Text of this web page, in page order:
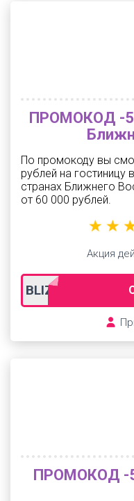
ПРОМОКОД -
По промокоду вы
рублей на гостиницу
странах Ближнего
от 60 000 рублей.
BLIZKO5000
Акция
ПРОМОКОД -